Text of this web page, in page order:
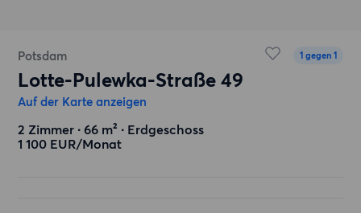
Potsdam 1 gegen 1
Lotte-Pulewka-Straße 49
Auf der Karte anzeigen
2 Zimmer ∙ 66 m² ∙ Erdgeschoss
1 100 EUR/Monat